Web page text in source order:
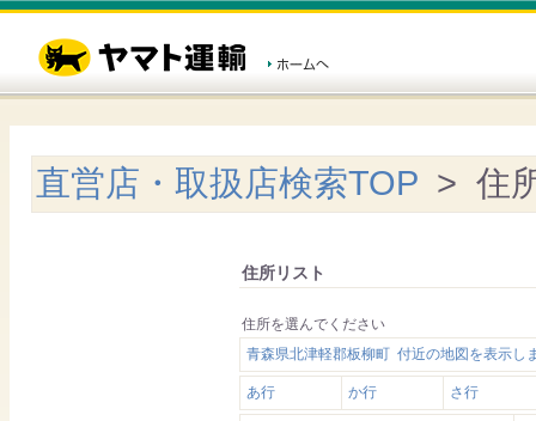
直営店・取扱店検索TOP > 住
住所リスト
住所を選んでください
青森県北津軽郡板柳町 付近の地図を表示し
あ行 か行 さ行